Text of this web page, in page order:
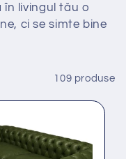
livingul tău o
ci se simte bine
109 produse